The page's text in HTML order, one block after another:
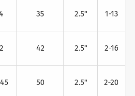
35 2.5" 1-13
42 2.5" 2-16
50 2.5" 2-20